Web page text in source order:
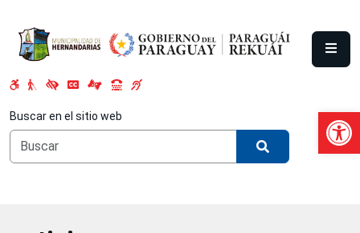
Abrir
Buscar en el sitio web